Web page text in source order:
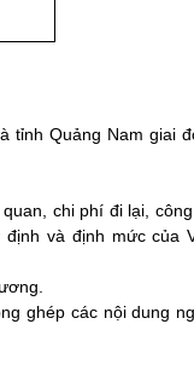
tỉnh Quảng Nam giai
chi phí đi lại,
và định mức của
ghép các nội dung